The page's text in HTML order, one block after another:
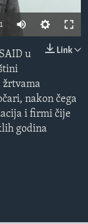
Link
u
žrtvama
nakon čega
i firmi čije
godina